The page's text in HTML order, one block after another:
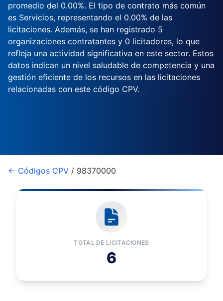
promedio del 0.00%. El tipo de contrato más común
es Servicios, representando el 0.00% de las
licitaciones. Además, se han registrado 5
organizaciones contratantes y 0 licitadores, lo que
refleja una actividad significativa en este sector. Estos
datos indican un nivel saludable de competencia y una
gestión eficiente de los recursos en las licitaciones
relacionadas con este código CPV.
← Códigos CPV / 98370000
TOTAL DE LICITACIONES
6